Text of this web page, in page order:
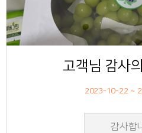
고객님 감사
2023-10-22 ~
감사합